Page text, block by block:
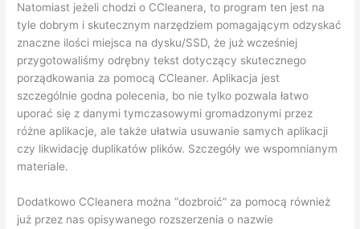
Natomiast jeżeli chodzi o CCleanera, to program ten jest na
tyle dobrym i skutecznym narzędziem pomagającym odzyskać
znaczne ilości miejsca na dysku/SSD, że już wcześniej
przygotowaliśmy odrębny tekst dotyczący skutecznego
porządkowania za pomocą CCleaner. Aplikacja jest
szczególnie godna polecenia, bo nie tylko pozwala łatwo
uporać się z danymi tymczasowymi gromadzonymi przez
różne aplikacje, ale także ułatwia usuwanie samych aplikacji
czy likwidację duplikatów plików. Szczegóły we wspomnianym
materiale.
Dodatkowo CCleanera można “dozbroić” za pomocą również
już przez nas opisywanego rozszerzenia o nazwie